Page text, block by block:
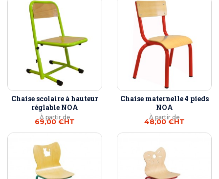
Chaise scolaire à hauteur
réglable NOA
À partir de
69,00 €HT
Chaise maternelle 4 pieds
NOA
À partir de
48,00 €HT